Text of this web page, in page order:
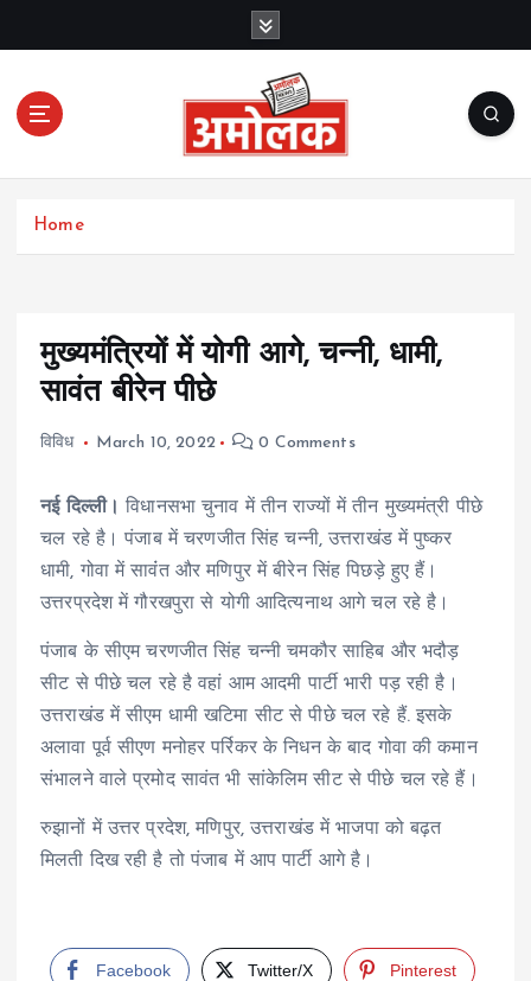
c
Amolak News
Home
मुख्यमंत्रियों में योगी आगे, चन्नी, धामी,
सावंत बीरेन पीछे
विविध March 10, 2022 0 Comments
नई दिल्ली।
विधानसभा चुनाव में तीन राज्यों में तीन मुख्यमंत्री पीछे
चल रहे है। पंजाब में चरणजीत सिंह चन्नी, उत्तराखंड में पुष्कर
धामी, गोवा में सावंंत और मणिपुर में बीरेन सिंह पिछड़े हुए हैं।
उत्तरप्रदेश में गौरखपुरा से योगी आदित्यनाथ आगे चल रहे है।
पंजाब के सीएम चरणजीत सिंह चन्नी चमकौर साहिब और भदौड़
सीट से पीछे चल रहे है वहां आम आदमी पार्टी भारी पड़ रही है।
उत्तराखंड में सीएम धामी खटिमा सीट से पीछे चल रहे हैं. इसके
अलावा पूर्व सीएण मनोहर पर्रिकर के निधन के बाद गोवा की कमान
संभालने वाले प्रमोद सावंत भी सांकेलिम सीट से पीछे चल रहे हैं।
रुझानों में उत्तर प्रदेश, मणिपुर, उत्तराखंड में भाजपा को बढ़त
मिलती दिख रही है तो पंजाब में आप पार्टी आगे है।
Facebook Twitter/X Pinterest